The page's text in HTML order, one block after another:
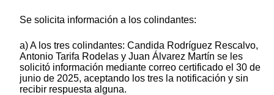
Se solicita información a los colindantes:
a) A los tres colindantes: Candida Rodríguez Rescalvo,
Antonio Tarifa Rodelas y Juan Álvarez Martín se les
solicitó información mediante correo certificado el 30 de
junio de 2025, aceptando los tres la notificación y sin
recibir respuesta alguna.